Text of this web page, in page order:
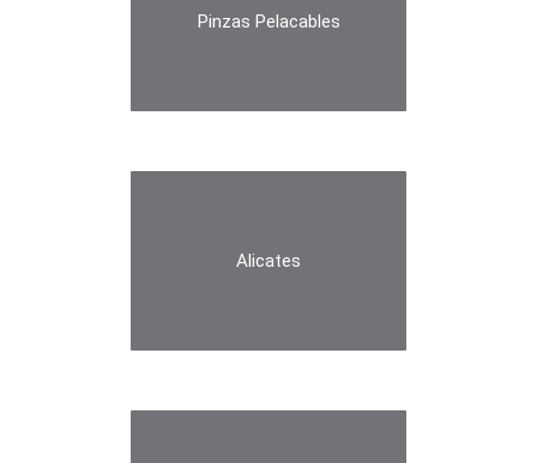
Pinzas Pelacables
Alicates